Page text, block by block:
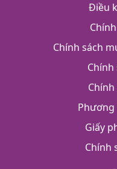
Điều
Chính sách
Phương
Giấy
Chính